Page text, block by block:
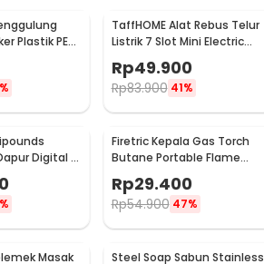
Plastik PE
E1119
TaffHOME Alat Rebus Telur
Listrik 7 Slot Mini Electric
Rp49.900
Rp83.900 41%
Digital 6
- i2000
Firetric Kepala Gas Torch
Butane Portable Flame
Rp29.400
Rp54.900 47%
Masak
Steel Soap Sabun Stainless